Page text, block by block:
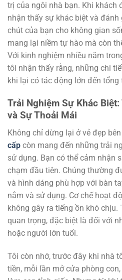
trị của ngôi nhà bạn. Khi khách
nhận thấy sự khác biệt và
chút của bạn cho không gian
mang lại niềm tự hào mà còn
Với kinh nghiệm nhiều năm
tôi nhận thấy rằng, những chi
khi lại có tác động lớn đến
Trải Nghiệm Sự Khác Biệt:
và Sự Thoải Mái
Không chỉ dừng lại ở vẻ đẹp
cấp còn mang đến những trải
sử dụng. Bạn có thể cảm nhận
chạm đầu tiên. Chúng thường
và hình dáng phù hợp với bàn
nắm và sử dụng. Cơ chế hoạt
không gây ra tiếng ồn khó
quan trọng, đặc biệt là đối với
hoặc người lớn tuổi.
Tôi còn nhớ, trước đây khi nhà
tiền, mỗi lần mở cửa phòng